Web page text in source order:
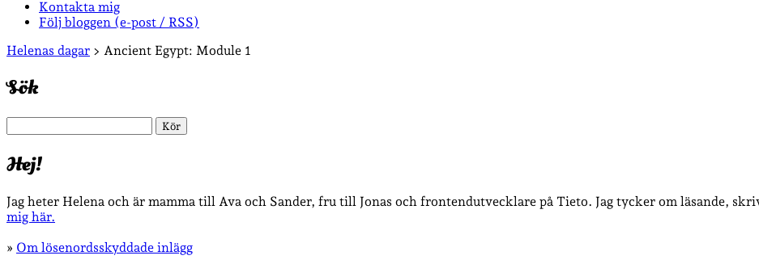
Kontakta mig
Följ bloggen (e-post / RSS)
Sidopanel
Helenas dagar > Ancient Egypt: Module 1
Sök
Hej!
Jag heter Helena och är mamma till Ava och Sander, fru till Jonas och frontendutvecklare på Tieto. Jag tycker om läsande,
mig här.
» Om lösenordsskyddade inlägg